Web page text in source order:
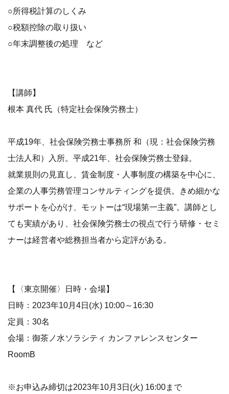
○所得税計算のしくみ
○税額控除の取り扱い
○年末調整後の処理 など
【講師】
根本 真代 氏（特定社会保険労務士）
平成19年、社会保険労務士事務所 和（現：社会保険労務
士法人和）入所。平成21年、社会保険労務士登録。
就業規則の見直し、賃金制度・人事制度の構築を中心に、
企業の人事労務管理コンサルティングを提供。きめ細かな
サポートを心がけ、モットーは“現場第一主義”。講師とし
ても実績があり、社会保険労務士の視点で行う研修・セミ
ナーは経営者や総務担当者から定評がある。
【〈東京開催〉日時・会場】
日時：2023年10月4日(水) 10:00～16:30
定員：30名
会場：御茶ノ水ソラシティ カンファレンスセンター
RoomB
※お申込み締切は2023年10月3日(火) 16:00まで